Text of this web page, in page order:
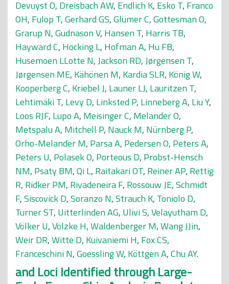
Devuyst O, Dreisbach AW, Endlich K, Esko T, Franco
OH, Fulop T,Gerhard GS,Glümer C,Gottesman O,
Grarup N,Gudnason V, Hansen T, Harris TB,
Hayward C, Hocking L, Hofman A, Hu FB,
Husemoen LLotte N,Jackson RD,Jørgensen T,
Jørgensen ME, Kähönen M, Kardia SLR, König W,
Kooperberg C, Kriebel J, Launer LJ, Lauritzen T,
Lehtimäki T, Levy D, Linksted P, Linneberg A, Liu Y,
Loos RJF, Lupo A, Meisinger C, Melander O,
Metspalu A, Mitchell P, Nauck M, Nürnberg P,
Orho-Melander M, Parsa A, Pedersen O, Peters A,
Peters U, Polasek O, Porteous D, Probst-Hensch
NM, Psaty BM,Qi L, Raitakari OT, Reiner AP, Rettig
R, Ridker PM, Rivadeneira F, Rossouw JE,Schmidt
F,Siscovick D,Soranzo N,Strauch K, Toniolo D,
Turner ST, Uitterlinden AG, Ulivi S,Velayutham D,
Völker U,Völzke H,Waldenberger M,Wang JJin,
Weir DR,Witte D, Kuivaniemi H, Fox CS,
Franceschini N,Goessling W, Köttgen A,Chu AY.
and Loci Identified through Large-